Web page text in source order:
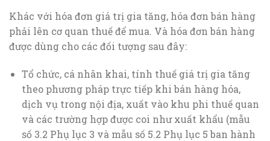
Khác với hóa đơn giá trị gia tăng, hóa đơn bán hàng
phải lên cơ quan thuế để mua. Và hóa đơn bán hàng
được dùng cho các đối tượng sau đây:
Tổ chức, cá nhân khai, tính thuế giá trị gia tăng
theo phương pháp trực tiếp khi bán hàng hóa,
dịch vụ trong nội địa, xuất vào khu phi thuế quan
và các trường hợp được coi như xuất khẩu (mẫu
số 3.2 Phụ lục 3 và mẫu số 5.2 Phụ lục 5 ban hành